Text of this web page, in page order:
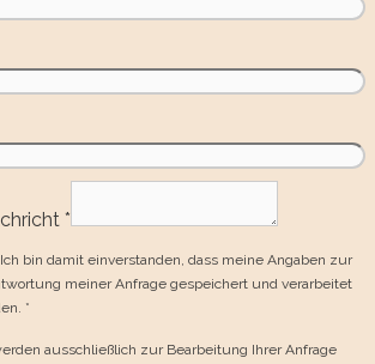
*
Ich bin damit einverstanden, dass meine Angaben zur
meiner Anfrage gespeichert und verarbeitet
*
ausschließlich zur Bearbeitung Ihrer Anfrage